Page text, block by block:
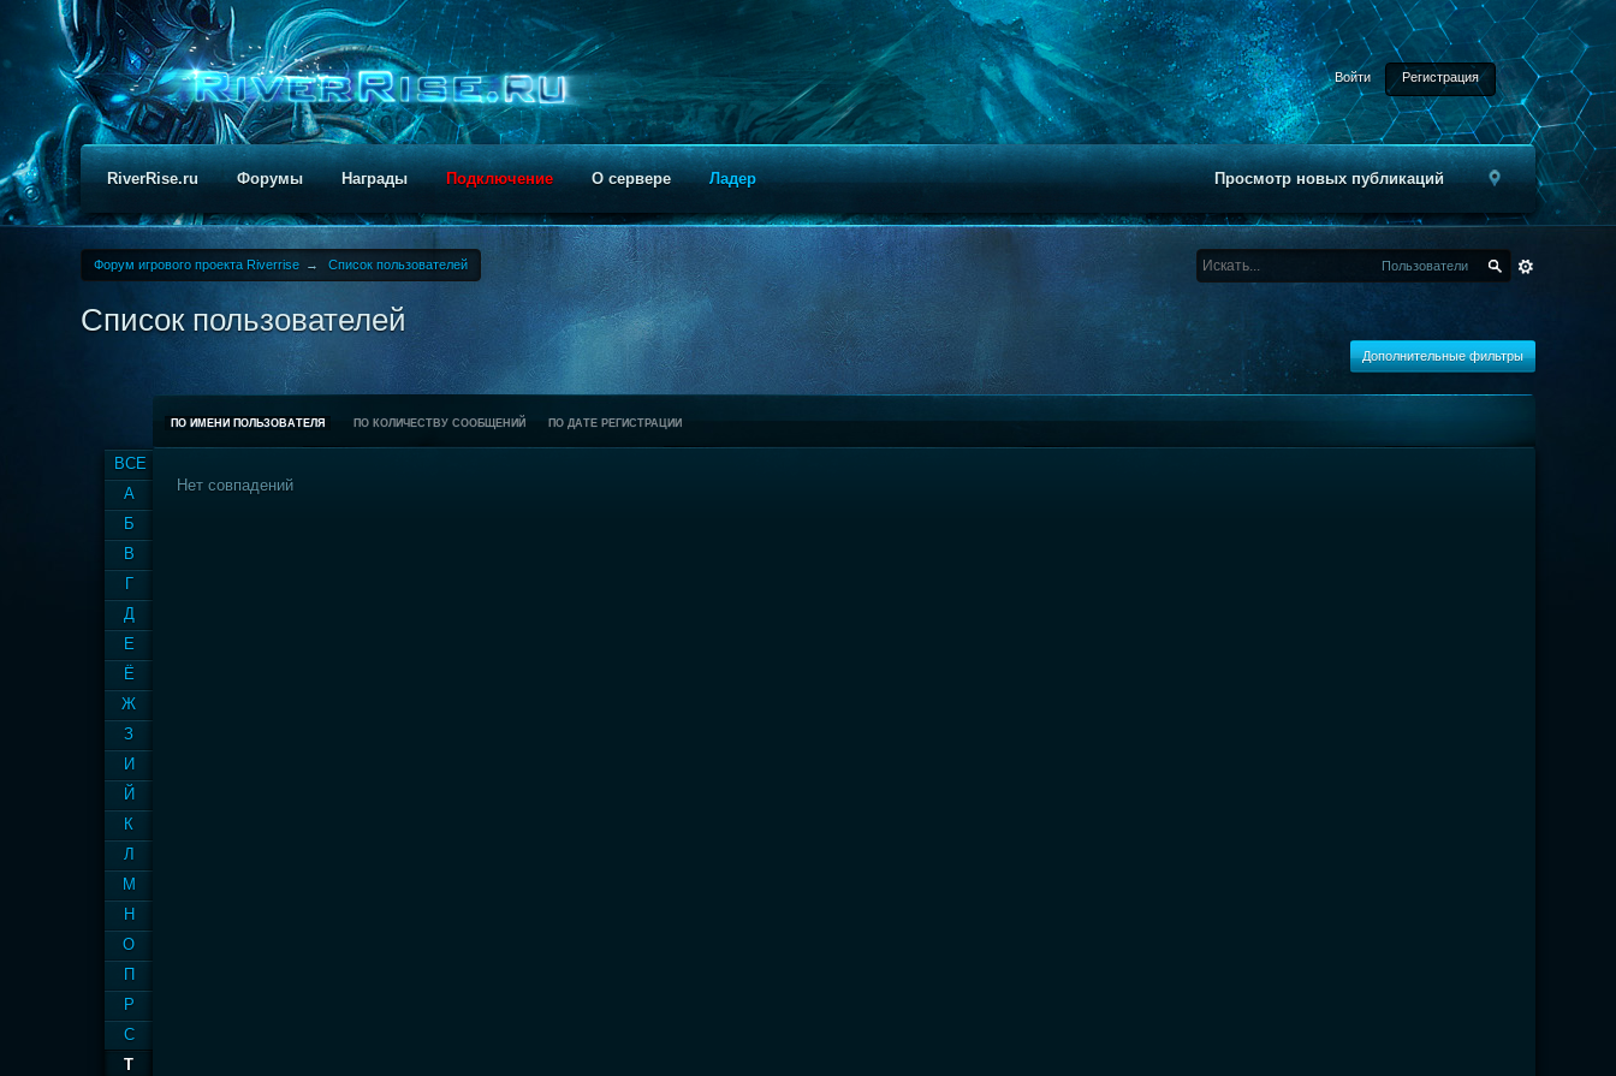
Войти Регистрация
Просмотр новых публикаций
RiverRise.ru Форумы Награды Подключение О сервере Ладер
Форум игрового проекта Riverrise → Список пользователей Пользователи
Список пользователей
Дополнительные фильтры
ВСЕ
А
Б
В
Г
Д
Е
Ё
Ж
З
И
Й
К
Л
М
Н
О
П
Р
С
Т
ПО ИМЕНИ ПОЛЬЗОВАТЕЛЯ ПО КОЛИЧЕСТВУ СООБЩЕНИЙ ПО ДАТЕ РЕГИСТРАЦИИ
Нет совпадений